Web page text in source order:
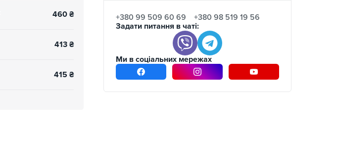
460 ₴
413 ₴
415 ₴
+380 99 509 60 69
+380 98 519 19 56
Задати питання в чаті:
Ми в соціальних мережах